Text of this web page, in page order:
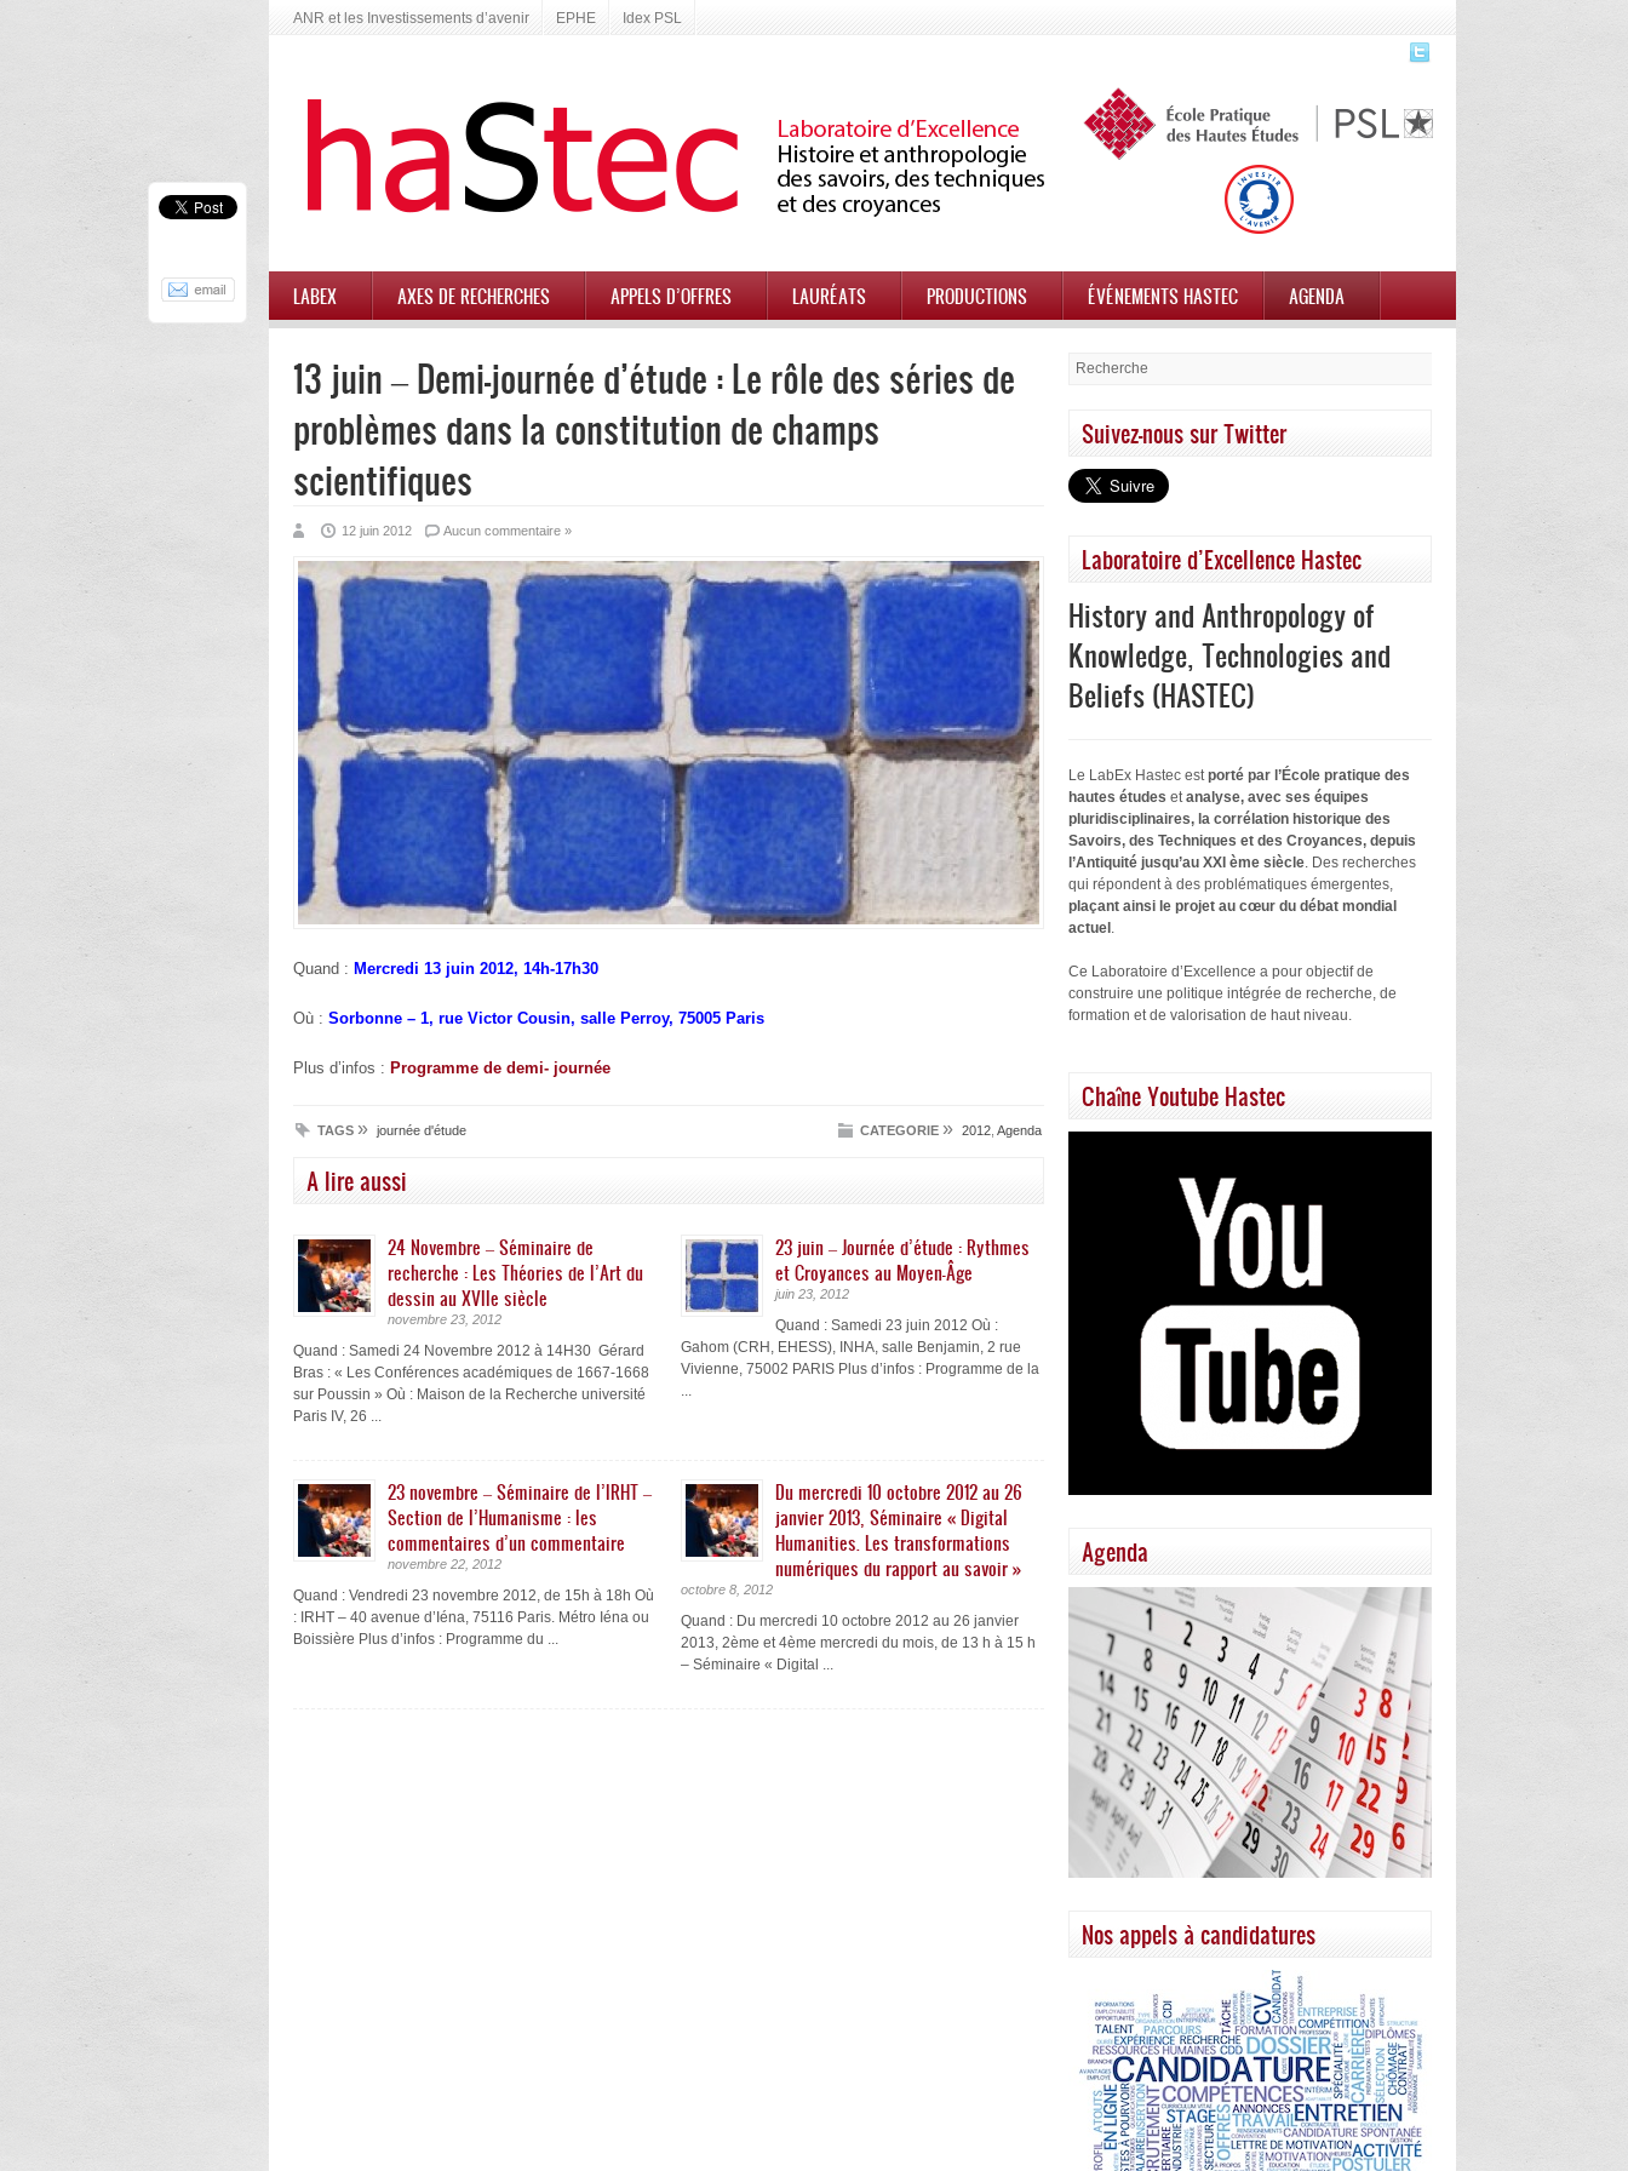
ANR et les Investissements d’avenir EPHE Idex PSL
LABEX AXES DE RECHERCHES APPELS D’OFFRES LAURÉATS PRODUCTIONS ÉVÉNEMENTS HASTEC AGENDA
13 juin – Demi-journée d’étude : Le rôle des séries de
problèmes dans la constitution de champs
scientifiques
12 juin 2012 Aucun commentaire »
Quand : Mercredi 13 juin 2012, 14h-17h30
Où : Sorbonne – 1, rue Victor Cousin, salle Perroy, 75005 Paris
Plus d’infos : Programme de demi- journée
TAGS » journée d'étude CATEGORIE » 2012 Agenda
A lire aussi
24 Novembre – Séminaire de
recherche : Les Théories de l’Art du
dessin au XVIIe siècle
novembre 23, 2012
Quand : Samedi 24 Novembre 2012 à 14H30 Gérard
Bras : « Les Conférences académiques de 1667-1668
sur Poussin » Où : Maison de la Recherche université
Paris IV, 26 ...
23 juin – Journée d’étude : Rythmes
et Croyances au Moyen-Âge
juin 23, 2012
Quand : Samedi 23 juin 2012 Où :
Gahom (CRH, EHESS), INHA, salle Benjamin, 2 rue
Vivienne, 75002 PARIS Plus d’infos : Programme de la
...
23 novembre – Séminaire de l’IRHT –
Section de l’Humanisme : les
commentaires d’un commentaire
novembre 22, 2012
Quand : Vendredi 23 novembre 2012, de 15h à 18h Où
: IRHT – 40 avenue d’Iéna, 75116 Paris. Métro Iéna ou
Boissière Plus d’infos : Programme du ...
Du mercredi 10 octobre 2012 au 26
janvier 2013, Séminaire « Digital
Humanities. Les transformations
numériques du rapport au savoir »
octobre 8, 2012
Quand : Du mercredi 10 octobre 2012 au 26 janvier
2013, 2ème et 4ème mercredi du mois, de 13 h à 15 h
– Séminaire « Digital ...
Suivez-nous sur Twitter
Laboratoire d’Excellence Hastec
History and Anthropology of
Knowledge, Technologies and
Beliefs (HASTEC)
Le LabEx Hastec estporté par l’École pratique des
hautes études etanalyse, avec ses équipes
pluridisciplinaires, la corrélation historique des
Savoirs, des Techniques et des Croyances, depuis
l’Antiquité jusqu’au XXI ème siècle. Des recherches
qui répondent à des problématiques émergentes,
plaçant ainsi le projet au cœur du débat mondial
actuel .
Ce Laboratoire d’Excellence a pour objectif de
construire une politique intégrée de recherche, de
formation et de valorisation de haut niveau.
Chaîne Youtube Hastec
Agenda
Nos appels à candidatures